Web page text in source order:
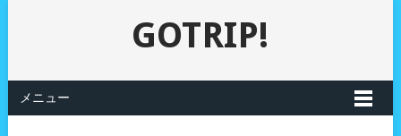
GOTRIP!
メニュー